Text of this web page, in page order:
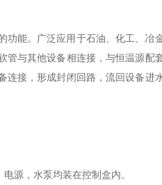
能。广泛应用于石油、化工、冶
与其他设备相连接，与恒温源
接，形成封闭回路，流回设备
源，水泵均装在控制盒内。